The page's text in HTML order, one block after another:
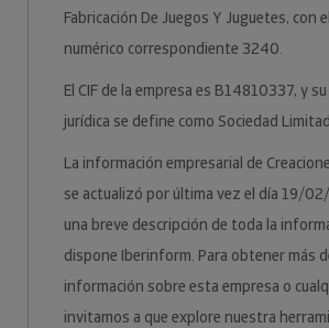
Fabricación De Juegos Y Juguetes, con
numérico correspondiente 3240.
El CIF de la empresa es B14810337, y
jurídica se define como Sociedad
La información empresarial de
se actualizó por última vez el día 19/
una breve descripción de toda la
dispone Iberinform. Para obtener más
información sobre esta empresa o
invitamos a que explore nuestra